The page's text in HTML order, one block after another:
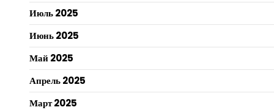
Июль 2025
Июнь 2025
Май 2025
Апрель 2025
Март 2025